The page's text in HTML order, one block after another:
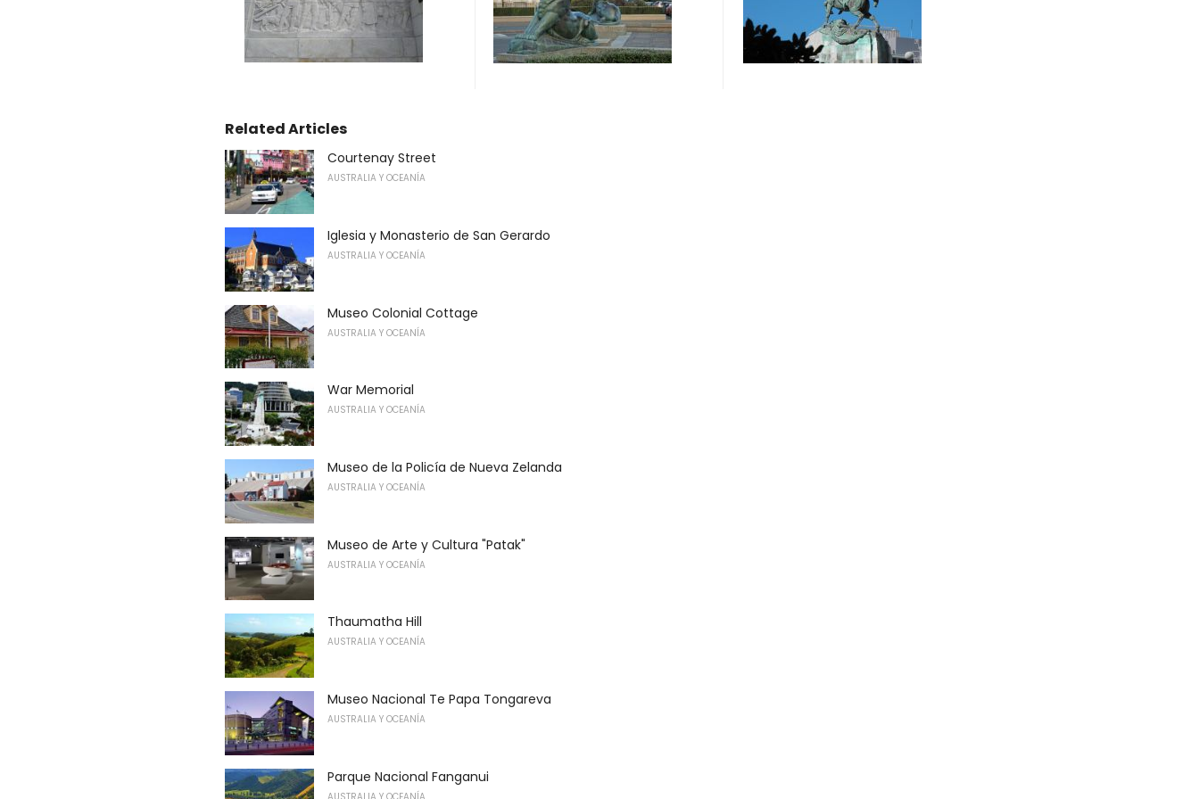
Related Articles
Courtenay Street
AUSTRALIA Y OCEANÍA
Iglesia y Monasterio de San Gerardo
AUSTRALIA Y OCEANÍA
Museo Colonial Cottage
AUSTRALIA Y OCEANÍA
War Memorial
AUSTRALIA Y OCEANÍA
Museo de la Policía de Nueva Zelanda
AUSTRALIA Y OCEANÍA
Museo de Arte y Cultura "Patak"
AUSTRALIA Y OCEANÍA
Thaumatha Hill
AUSTRALIA Y OCEANÍA
Museo Nacional Te Papa Tongareva
AUSTRALIA Y OCEANÍA
Parque Nacional Fanganui